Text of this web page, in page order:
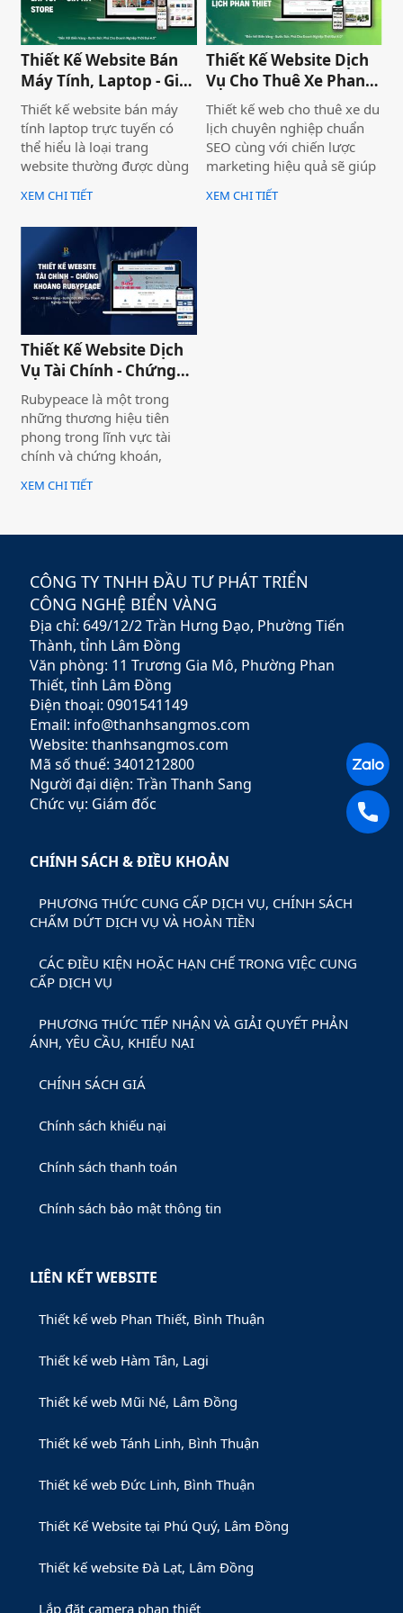
chuẩn SEO và đầy đủ chức
năng phục vụ doanh
nghiệp.
Bình Thuận Land, giúp
doanh nghiệp tiếp cận
khách hàng nhanh chóng,
chuyên nghiệp và hiệu quả.
Thiết Kế Website Bán
Máy Tính, Laptop - Gia
Hà Store
Thiết kế website bán máy
tính laptop trực tuyến có
thể hiểu là loại trang
website thường được dùng
để trưng bày và bán các sản
phẩm laptop đa dạng về
thương hiệu, mẫu mã, màu
sắc. Một trang web bán
laptop trực tuyến có thể
cung cấp hình ảnh của một
thương hiệu hoặc nhiều
thương hiệu và nó giúp cho
khách hàng có cái nhìn chân
thực khách quan hơn, tiếp
cận nhiều thông tin hơn về
sản phẩm mà họ đang lựa
chọn
XEM CHI TIẾT
Thiết Kế Website Dịch
Vụ Cho Thuê Xe Phan
Thiết
Thiết kế web cho thuê xe du
lịch chuyên nghiệp chuẩn
SEO cùng với chiến lược
marketing hiệu quả sẽ giúp
doanh nghiệp của bạn gia
tăng doanh số bán hàng
XEM CHI TIẾT
Thiết Kế Website Dịch
Vụ Tài Chính - Chứng
Khoán Rubypeace
Rubypeace là một trong
những thương hiệu tiên
phong trong lĩnh vực tài
chính và chứng khoán,
mang đến cho khách hàng
giải pháp đầu tư hiệu quả,
sứ mệnh hỗ trợ nhà đầu tư
chính vững chắc,
Rubypeace không chỉ cung
cấp các sản phẩm đa dạng
mà còn mang đến các dịch
vụ tư vấn chuyên nghiệp,
giúp khách hàng tối ưu hóa
lợi nhuận và giảm thiểu rủi
ro.
XEM CHI TIẾT
CÔNG TY TNHH ĐẦU TƯ PHÁT TRIỂN
CÔNG NGHỆ BIỂN VÀNG
Địa chỉ: 649/12/2 Trần Hưng Đạo, Phường Tiến
Thành, tỉnh Lâm Đồng
Văn phòng: 11 Trương Gia Mô, Phường Phan
Thiết, tỉnh Lâm Đồng
Điện thoại: 0901541149
Email: info@thanhsangmos.com
Website: thanhsangmos.com
Mã số thuế: 3401212800
Người đại diện: Trần Thanh Sang
Chức vụ: Giám đốc
CHÍNH SÁCH & ĐIỀU KHOẢN
PHƯƠNG THỨC CUNG CẤP DỊCH VỤ, CHÍNH SÁCH
CHẤM DỨT DỊCH VỤ VÀ HOÀN TIỀN
CÁC ĐIỀU KIỆN HOẶC HẠN CHẾ TRONG VIỆC CUNG
CẤP DỊCH VỤ
PHƯƠNG THỨC TIẾP NHẬN VÀ GIẢI QUYẾT PHẢN
ÁNH, YÊU CẦU, KHIẾU NẠI
CHÍNH SÁCH GIÁ
Chính sách khiếu nại
Chính sách thanh toán
Chính sách bảo mật thông tin
LIÊN KẾT WEBSITE
Thiết kế web Phan Thiết, Bình Thuận
Thiết kế web Hàm Tân, Lagi
Thiết kế web Mũi Né, Lâm Đồng
Thiết kế web Tánh Linh, Bình Thuận
Thiết kế web Đức Linh, Bình Thuận
Thiết Kế Website tại Phú Quý, Lâm Đồng
Thiết kế website Đà Lạt, Lâm Đồng
Lắp đặt camera phan thiết